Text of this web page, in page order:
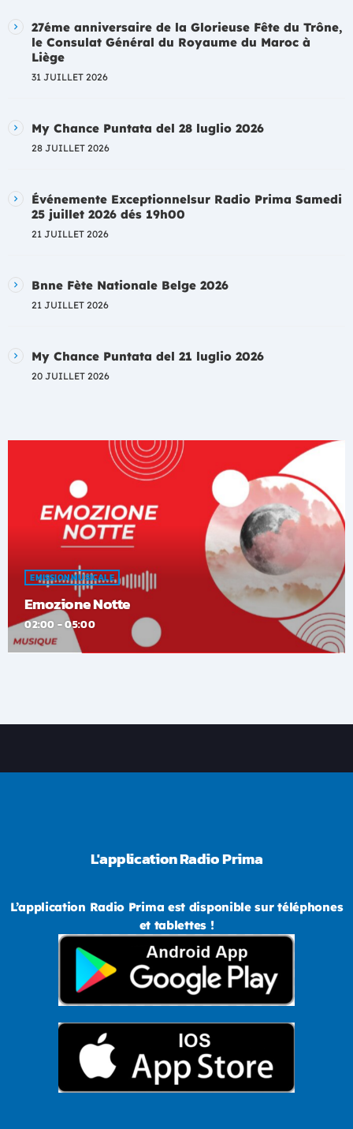
27éme anniversaire de la Glorieuse Fête du Trône,
le Consulat Général du Royaume du Maroc à
Liège
31 JUILLET 2026
My Chance Puntata del 28 luglio 2026
28 JUILLET 2026
Événemente Exceptionnelsur Radio Prima Samedi
25 juillet 2026 dés 19h00
21 JUILLET 2026
Bnne Fète Nationale Belge 2026
21 JUILLET 2026
My Chance Puntata del 21 luglio 2026
20 JUILLET 2026
EMISSION MUSICALE
Emozione Notte
02:00 - 05:00
L'application Radio Prima
L’application Radio Prima est disponible sur téléphones
et tablettes !